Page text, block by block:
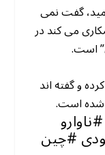
گفت نمی
می کند در
است.
و گفته اند
شده است.
#چین